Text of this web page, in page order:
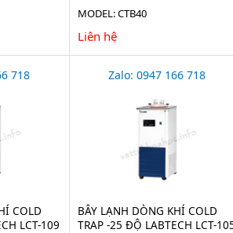
MODEL: CTB40
Liên hệ
718
COLD
LCT-109
Zalo: 0947 166 718
BẪY LẠNH DÒNG KHÍ COLD
TRAP -25 ĐỘ LABTECH LCT-